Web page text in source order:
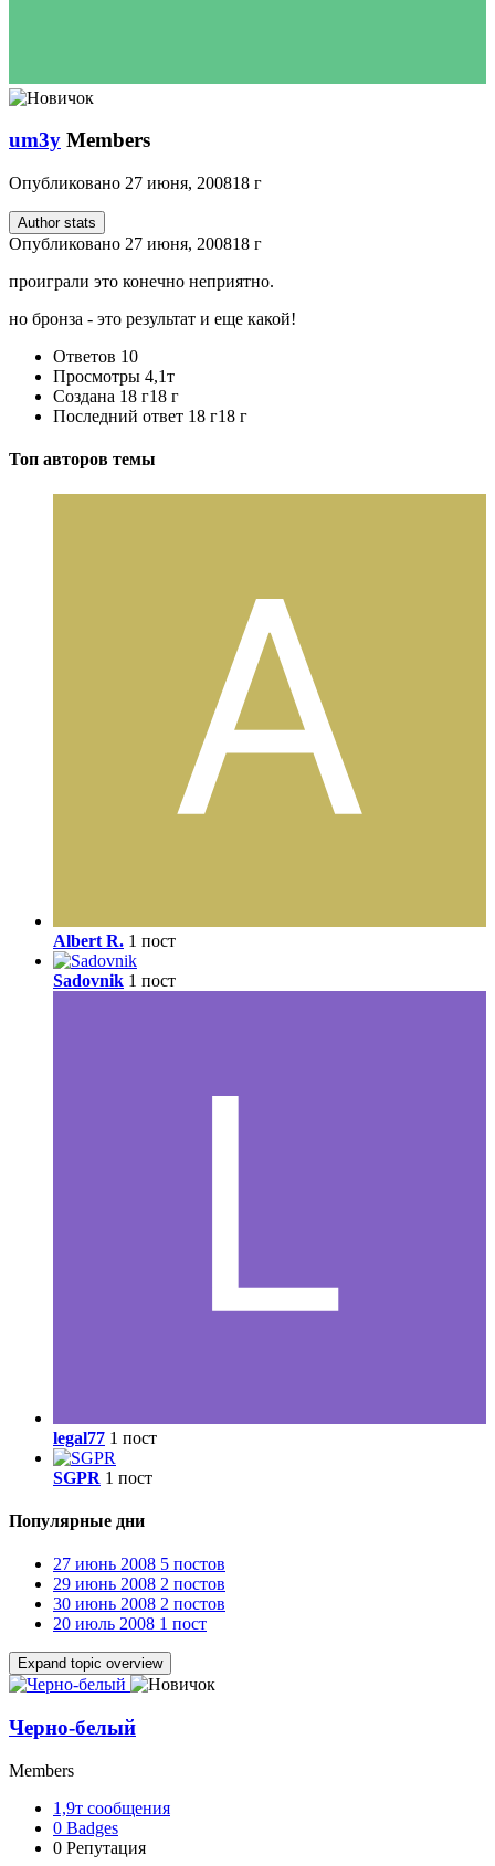
um3y Members
Опубликовано 27 июня, 200818 г
Author stats
Опубликовано 27 июня, 200818 г
проиграли это конечно неприятно.
но бронза - это результат и еще какой!
Ответов 10
Просмотры 4,1т
Создана 18 г18 г
Последний ответ 18 г18 г
Топ авторов темы
Albert R. 1 пост
Sadovnik 1 пост
legal77 1 пост
SGPR 1 пост
Популярные дни
27 июнь 2008 5 постов
29 июнь 2008 2 постов
30 июнь 2008 2 постов
20 июль 2008 1 пост
Expand topic overview
Черно-белый
Members
1,9т сообщения
0 Badges
0 Репутация